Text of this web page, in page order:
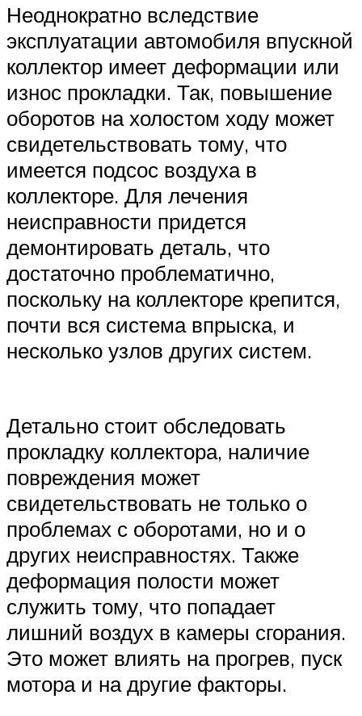
Неоднократно вследствие
эксплуатации автомобиля впускной
коллектор имеет деформации или
износ прокладки. Так, повышение
оборотов на холостом ходу может
свидетельствовать тому, что
имеется подсос воздуха в
коллекторе. Для лечения
неисправности придется
демонтировать деталь, что
достаточно проблематично,
поскольку на коллекторе крепится,
почти вся система впрыска, и
несколько узлов других систем.
Детально стоит обследовать
прокладку коллектора, наличие
повреждения может
свидетельствовать не только о
проблемах с оборотами, но и о
других неисправностях. Также
деформация полости может
служить тому, что попадает
лишний воздух в камеры сгорания.
Это может влиять на прогрев, пуск
мотора и на другие факторы.